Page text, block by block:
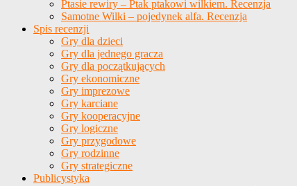
Ptasie rewiry – Ptak ptakowi wilkiem. Recenzja
Samotne Wilki – pojedynek alfa. Recenzja
Spis recenzji
Gry dla dzieci
Gry dla jednego gracza
Gry dla początkujących
Gry ekonomiczne
Gry imprezowe
Gry karciane
Gry kooperacyjne
Gry logiczne
Gry przygodowe
Gry rodzinne
Gry strategiczne
Publicystyka